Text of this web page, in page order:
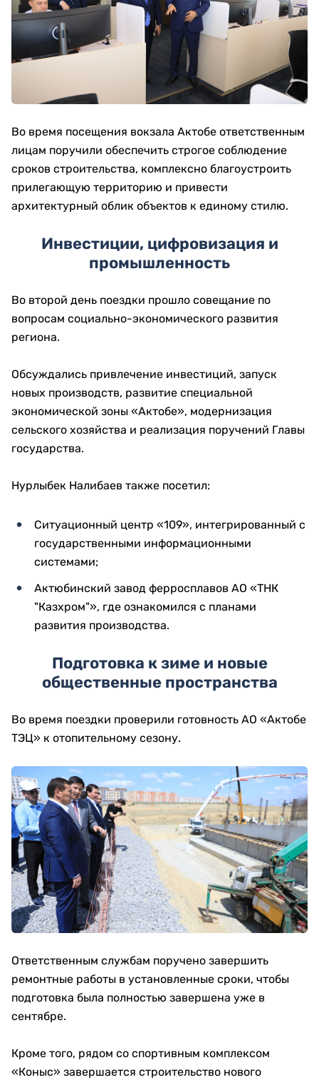
Во время посещения вокзала Актобе ответственным
лицам поручили обеспечить строгое соблюдение
сроков строительства, комплексно благоустроить
прилегающую территорию и привести
архитектурный облик объектов к единому стилю.
Инвестиции, цифровизация и
промышленность
Во второй день поездки прошло совещание по
вопросам социально-экономического развития
региона.
Обсуждались привлечение инвестиций, запуск
новых производств, развитие специальной
экономической зоны «Актобе», модернизация
сельского хозяйства и реализация поручений Главы
государства.
Нурлыбек Налибаев также посетил:
Ситуационный центр «109», интегрированный с
государственными информационными
системами;
Актюбинский завод ферросплавов АО «ТНК
"Казхром"», где ознакомился с планами
развития производства.
Подготовка к зиме и новые
общественные пространства
Во время поездки проверили готовность АО «Актобе
ТЭЦ» к отопительному сезону.
Ответственным службам поручено завершить
ремонтные работы в установленные сроки, чтобы
подготовка была полностью завершена уже в
сентябре.
Кроме того, рядом со спортивным комплексом
«Коныс» завершается строительство нового